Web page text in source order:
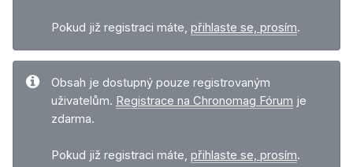
Pokud již registraci máte, přihlaste se, prosím.
Obsah je dostupný pouze registrovaným
uživatelům. Registrace na Chronomag Fórum je
zdarma.
Pokud již registraci máte, přihlaste se, prosím.